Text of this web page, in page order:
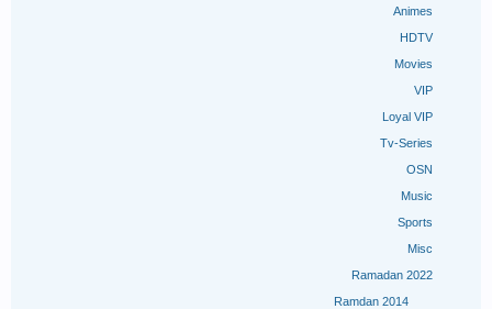
Animes
HDTV
Movies
VIP
Loyal VIP
Tv-Series
OSN
Music
Sports
Misc
Ramadan 2022
Ramdan 2014